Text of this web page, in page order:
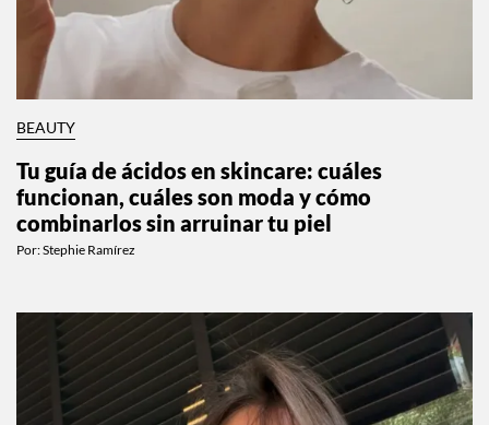
BEAUTY
Tu guía de ácidos en skincare: cuáles
funcionan, cuáles son moda y cómo
combinarlos sin arruinar tu piel
Por:Stephie Ramírez